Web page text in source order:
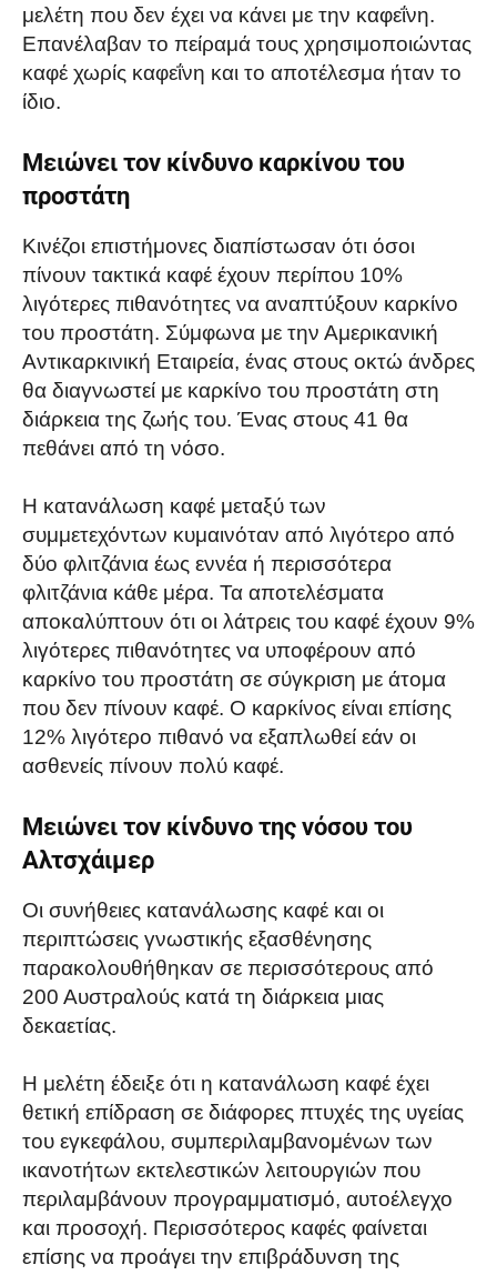
μελέτη που δεν έχει να κάνει με την καφεΐνη.
Επανέλαβαν το πείραμά τους χρησιμοποιώντας
καφέ χωρίς καφεΐνη και το αποτέλεσμα ήταν το
ίδιο.
Μειώνει τον κίνδυνο καρκίνου του
προστάτη
Κινέζοι επιστήμονες διαπίστωσαν ότι όσοι
πίνουν τακτικά καφέ έχουν περίπου 10%
λιγότερες πιθανότητες να αναπτύξουν καρκίνο
του προστάτη. Σύμφωνα με την Αμερικανική
Αντικαρκινική Εταιρεία, ένας στους οκτώ άνδρες
θα διαγνωστεί με καρκίνο του προστάτη στη
διάρκεια της ζωής του. Ένας στους 41 θα
πεθάνει από τη νόσο.
Η κατανάλωση καφέ μεταξύ των
συμμετεχόντων κυμαινόταν από λιγότερο από
δύο φλιτζάνια έως εννέα ή περισσότερα
φλιτζάνια κάθε μέρα. Τα αποτελέσματα
αποκαλύπτουν ότι οι λάτρεις του καφέ έχουν 9%
λιγότερες πιθανότητες να υποφέρουν από
καρκίνο του προστάτη σε σύγκριση με άτομα
που δεν πίνουν καφέ. Ο καρκίνος είναι επίσης
12% λιγότερο πιθανό να εξαπλωθεί εάν οι
ασθενείς πίνουν πολύ καφέ.
Μειώνει τον κίνδυνο της νόσου του
Αλτσχάιμερ
Οι συνήθειες κατανάλωσης καφέ και οι
περιπτώσεις γνωστικής εξασθένησης
παρακολουθήθηκαν σε περισσότερους από
200 Αυστραλούς κατά τη διάρκεια μιας
δεκαετίας.
Η μελέτη έδειξε ότι η κατανάλωση καφέ έχει
θετική επίδραση σε διάφορες πτυχές της υγείας
του εγκεφάλου, συμπεριλαμβανομένων των
ικανοτήτων εκτελεστικών λειτουργιών που
περιλαμβάνουν προγραμματισμό, αυτοέλεγχο
και προσοχή. Περισσότερος καφές φαίνεται
επίσης να προάγει την επιβράδυνση της